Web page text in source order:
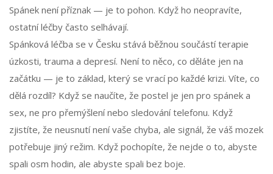
Spánek není příznak — je to pohon. Když ho neopravíte,
ostatní léčby často selhávají.
Spánková léčba se v Česku stává běžnou součástí terapie
úzkosti, trauma a depresí. Není to něco, co děláte jen na
začátku — je to základ, který se vrací po každé krizi. Víte, co
dělá rozdíl? Když se naučíte, že postel je jen pro spánek a
sex, ne pro přemýšlení nebo sledování telefonu. Když
zjistíte, že neusnutí není vaše chyba, ale signál, že váš mozek
potřebuje jiný režim. Když pochopíte, že nejde o to, abyste
spali osm hodin, ale abyste spali bez boje.